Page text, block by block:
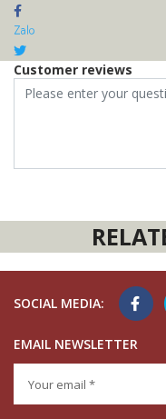
Customer reviews
SOCIAL MEDIA:
EMAIL NEWSLETTER